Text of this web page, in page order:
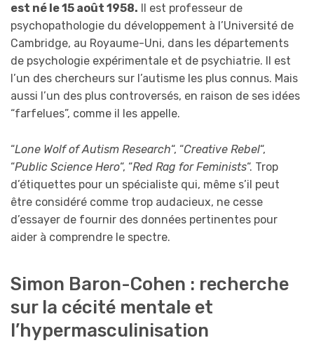
est né le 15 août 1958. Il est professeur de
psychopathologie du développement à l’Université de
Cambridge, au Royaume-Uni, dans les départements
de psychologie expérimentale et de psychiatrie. Il est
l’un des chercheurs sur l’autisme les plus connus. Mais
aussi l’un des plus controversés, en raison de ses idées
“farfelues”, comme il les appelle.
“Lone Wolf of Autism Research“, “Creative Rebel“,
“Public Science Hero“, “Red Rag for Feminists“. Trop
d’étiquettes pour un spécialiste qui, même s’il peut
être considéré comme trop audacieux, ne cesse
d’essayer de fournir des données pertinentes pour
aider à comprendre le spectre.
Simon Baron-Cohen : recherche
sur la cécité mentale et
l’hypermasculinisation